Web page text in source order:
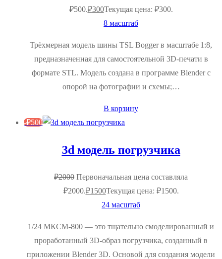
₽500.₽300Текущая цена: ₽300.
8 масштаб
Трёхмерная модель шины TSL Bogger в масштабе 1:8,
предназначенная для самостоятельной 3D‑печати в
формате STL. Модель создана в программе Blender с
опорой на фотографии и схемы;…
В корзину
-₽500
3d модель погрузчика
₽2000 Первоначальная цена составляла
₽2000.₽1500Текущая цена: ₽1500.
24 масштаб
1/24 МКСМ-800 — это тщательно смоделированный и
проработанный 3D-образ погрузчика, созданный в
приложении Blender 3D. Основой для создания модели